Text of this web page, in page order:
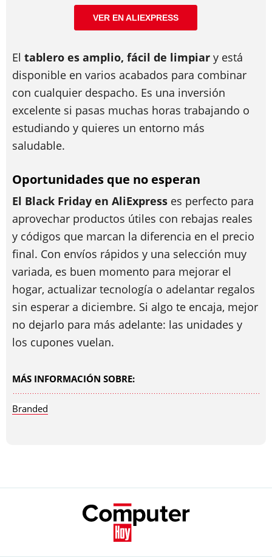
VER EN ALIEXPRESS
El tablero es amplio, fácil de limpiar y está
disponible en varios acabados para combinar
con cualquier despacho. Es una inversión
excelente si pasas muchas horas trabajando o
estudiando y quieres un entorno más
saludable.
Oportunidades que no esperan
El Black Friday en AliExpress es perfecto para
aprovechar productos útiles con rebajas reales
y códigos que marcan la diferencia en el precio
final. Con envíos rápidos y una selección muy
variada, es buen momento para mejorar el
hogar, actualizar tecnología o adelantar regalos
sin esperar a diciembre. Si algo te encaja, mejor
no dejarlo para más adelante: las unidades y
los cupones vuelan.
MÁS INFORMACIÓN SOBRE:
Branded